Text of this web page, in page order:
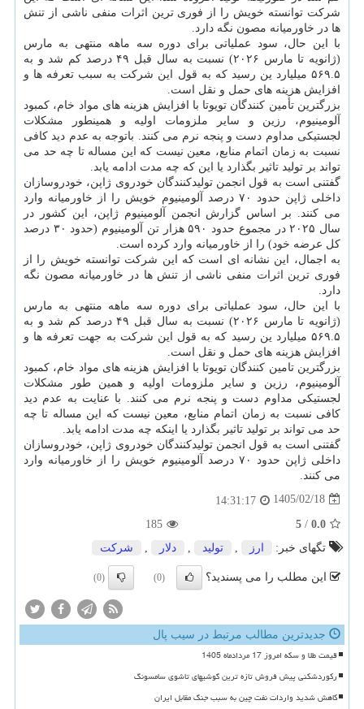
شرکت توانسته خویش را از فوری ترین اثرات منفی ناشی از تنش
ها در خاورمیانه مصون نگه دارد.
با این حال، سود عملیاتی برای دوره سه ماهه منتهی به مارس
(ژانویه تا مارس ۲۰۲۶) نسبت به سال قبل ۴۹ درصد کم شد و به
۵۶۹.۵ میلیارد ین رسید که به قول این شرکت به سبب تعرفه ها و
افزایش هزینه های حمل و نقل است.
بزرگترین تأمین کنندگان تویوتا با افزایش هزینه های مواد خام، کمبود
آلومینیوم، رزین و سایر ملزومات اولیه و همینطور مشکلات
لجستیکی مداوم دست و پنجه نرم می کنند. باتوجه به عدم دید کافی
نسبت به زمان اتمام منابع، معین نیست که این مساله تا چه حد می
تواند بر تولید تاثیر بگذارد یا این که چه مدت ادامه یابد.
گفتنی است به قول انجمن تولیدکنندگان خودروی ژاپن، خودروسازان
داخلی ژاپن حدود ۷۰ درصد آلومینیوم خویش را از خاورمیانه وارد
می کنند. بر اساس گزارش انجمن آلومینیوم ژاپن، این کشور در
سال ۲۰۲۵ در مجموع حدود ۵۹۰ هزار تن آلومینیوم (حدود ۳۰ درصد
کل عرضه خود) را از خاورمیانه وارد کرده است.
به اجمال، این نشانه ای است که این شرکت توانسته خویش را از
فوری ترین اثرات منفی ناشی از تنش ها در خاورمیانه مصون نگه
دارد.
با این حال، سود عملیاتی برای دوره سه ماهه منتهی به مارس
(ژانویه تا مارس ۲۰۲۶) نسبت به سال قبل ۴۹ درصد کم شد و به
۵۶۹.۵ میلیارد ین رسید که به قول این شرکت به جهت تعرفه ها و
افزایش هزینه های حمل و نقل است.
بزرگترین تامین کنندگان تویوتا با افزایش هزینه های مواد خام، کمبود
آلومینیوم، رزین و سایر ملزومات اولیه و همین طور مشکلات
لجستیکی مداوم دست و پنجه نرم می کنند. با عنایت به عدم دید
کافی نسبت به زمان اتمام منابع، معین نیست که این مساله تا چه
حد می تواند بر تولید تاثیر بگذارد یا اینکه چه مدت ادامه یابد.
گفتنی است به قول انجمن تولیدکنندگان خودروی ژاپن، خودروسازان
داخلی ژاپن حدود ۷۰ درصد آلومینیوم خویش را از خاورمیانه وارد
می کنند.
1405/02/18
14:31:17
0.0
/
5
185
تگهای خبر:
ارز تولید دلار شركت
این مطلب را می پسندید؟ (0)
(0)
جدیدترین مطالب مرتبط در سیب پال
قیمت طلا و سکه امروز 17 مردادماه 1405
رکوردشکنی پیش فروش تازه ترین گوشیهای تاشوی سامسونگ
کاهش شدید واردات نفت چین به سبب جنگ مقابل ایران